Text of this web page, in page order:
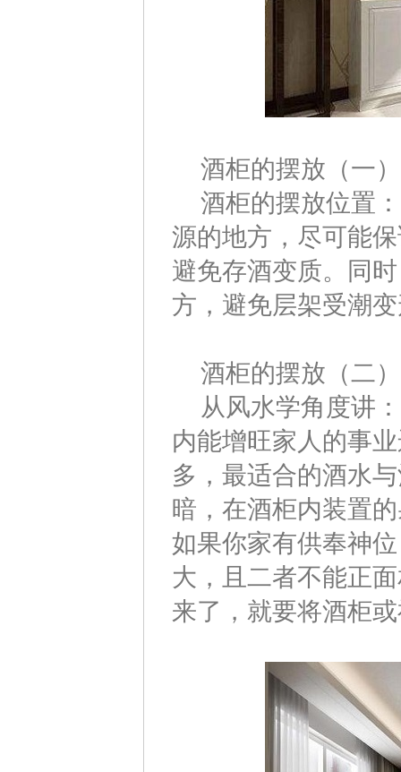
酒柜的摆放（一）
酒柜的摆放位置：
源的地方，尽可能
避免存酒变质。同
方，避免层架受潮
酒柜的摆放（二）
从风水学角度讲：
内能增旺家人的事
多，最适合的酒水
暗，在酒柜内装置
如果你家有供奉神
大，且二者不能正
来了，就要将酒柜